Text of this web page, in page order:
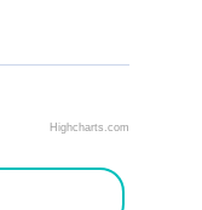
Highcharts.com